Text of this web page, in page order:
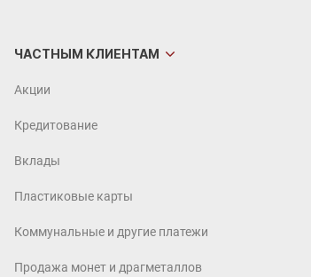
ЧАСТНЫМ КЛИЕНТАМ
Акции
Кредитование
Вклады
Пластиковые карты
Коммунальные и другие платежи
Продажа монет и драгметаллов